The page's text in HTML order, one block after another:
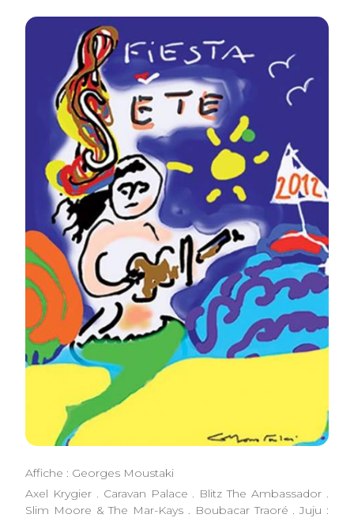
Affiche : Georges Moustaki
Axel Krygier . Caravan Palace . Blitz The Ambassador .
Slim Moore & The Mar-Kays . Boubacar Traoré . Juju :